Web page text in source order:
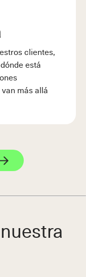
clientes,
está
más allá